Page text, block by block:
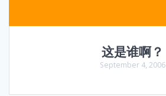
这是谁啊？
September 4, 2006